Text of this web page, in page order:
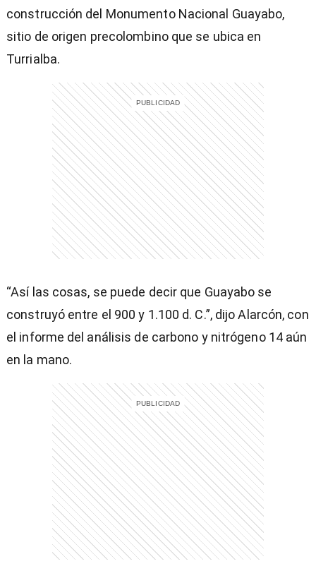
construcción del Monumento Nacional Guayabo,
sitio de origen precolombino que se ubica en
Turrialba.
“Así las cosas, se puede decir que Guayabo se
construyó entre el 900 y 1.100 d. C.”, dijo Alarcón, con
el informe del análisis de carbono y nitrógeno 14 aún
en la mano.